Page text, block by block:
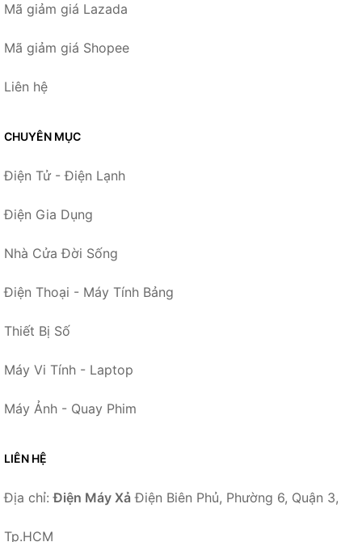
Mã giảm giá Lazada
Mã giảm giá Shopee
Liên hệ
CHUYÊN MỤC
Điện Tử - Điện Lạnh
Điện Gia Dụng
Nhà Cửa Đời Sống
Điện Thoại - Máy Tính Bảng
Thiết Bị Số
Máy Vi Tính - Laptop
Máy Ảnh - Quay Phim
LIÊN HỆ
Địa chỉ:Điện Máy Xả Điện Biên Phủ, Phường 6, Quận 3,
Tp.HCM